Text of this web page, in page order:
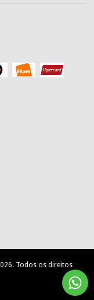
Todos os direitos